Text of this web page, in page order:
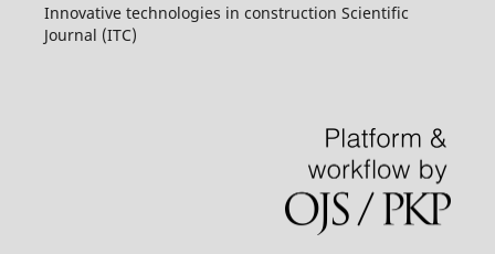
Innovative technologies in construction Scientific
Journal (ITC)